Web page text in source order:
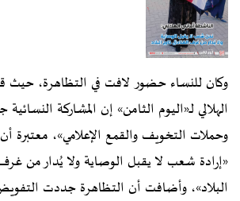
وكان للنساء حضور لافت في التظاهرة، حيث
الهلالي لـ«اليوم الثامن» إن المشاركة
وحملات التخويف والقمع الإعلامي»،
«إرادة شعب لا يقبل الوصاية ولا يُدار من
البلاد»، وأضافت أن التظاهرة جددت